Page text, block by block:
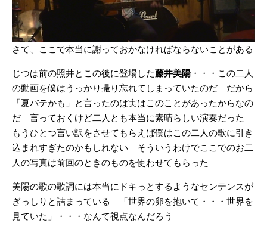
さて、ここで本当に謝っておかなければならないことがある
じつは前の照井とこの後に登場した藤井美陽 ・・・この二人
の動画を僕はうっかり撮り忘れてしまっていたのだ だから
「夏バテかも」と言ったのは実はこのことがあったからなの
だ 言っておくけど二人とも本当に素晴らしい演奏だった
もうひとつ言い訳をさせてもらえば僕はこの二人の歌に引き
込まれすぎたのかもしれない そういうわけでここでのお二
人の写真は前回のときのものを使わせてもらった
美陽の歌の歌詞には本当にドキっとするようなセンテンスが
ぎっしりと詰まっている 「世界の卵を抱いて・・・世界を
見ていた」・・・なんて視点なんだろう